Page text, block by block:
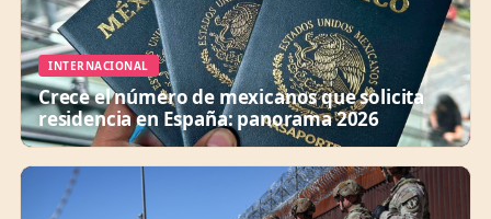
INTERNACIONAL
Crece el número de mexicanos que solicita
residencia en España: panorama 2026